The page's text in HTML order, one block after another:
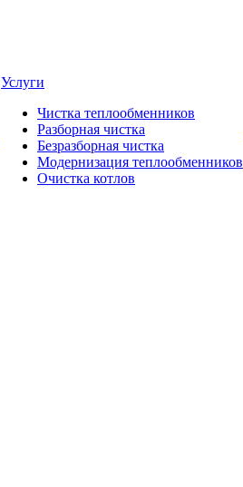
Услуги
Чистка теплообменников
Разборная чистка
Безразборная чистка
Модернизация теплообменников
Очистка котлов